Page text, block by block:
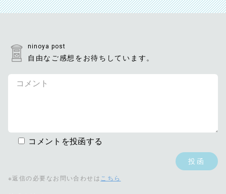
ninoya post
自由なご感想をお待ちしています。
コメントを投函する
※返信の必要なお問い合わせは こちら